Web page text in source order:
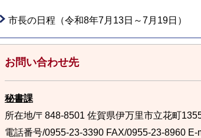
市長の日程（令和8年7月13日～7月19日）
お問い合わせ先
秘書課
所在地/〒848-8501 佐賀県伊万里市立花町
電話番号/0955-23-3390 FAX/0955-23-8960 E-